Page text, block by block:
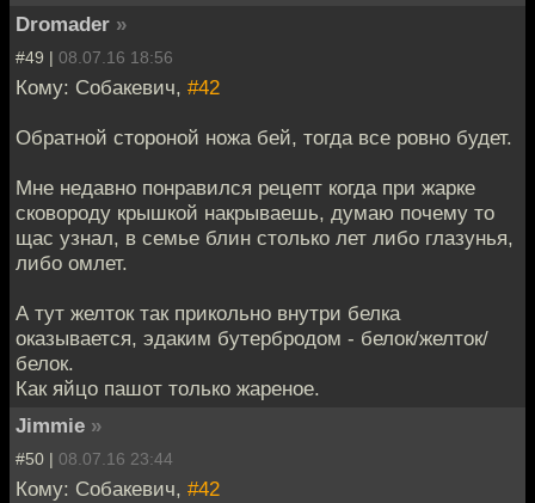
Dromader »
#49 | 08.07.16 18:56
Кому: Собакевич, #42
Обратной стороной ножа бей, тогда все ровно будет.
Мне недавно понравился рецепт когда при жарке
сковороду крышкой накрываешь, думаю почему то
щас узнал, в семье блин столько лет либо глазунья,
либо омлет.
А тут желток так прикольно внутри белка
оказывается, эдаким бутербродом - белок/желток/
белок.
Как яйцо пашот только жареное.
Jimmie »
#50 | 08.07.16 23:44
Кому: Собакевич, #42